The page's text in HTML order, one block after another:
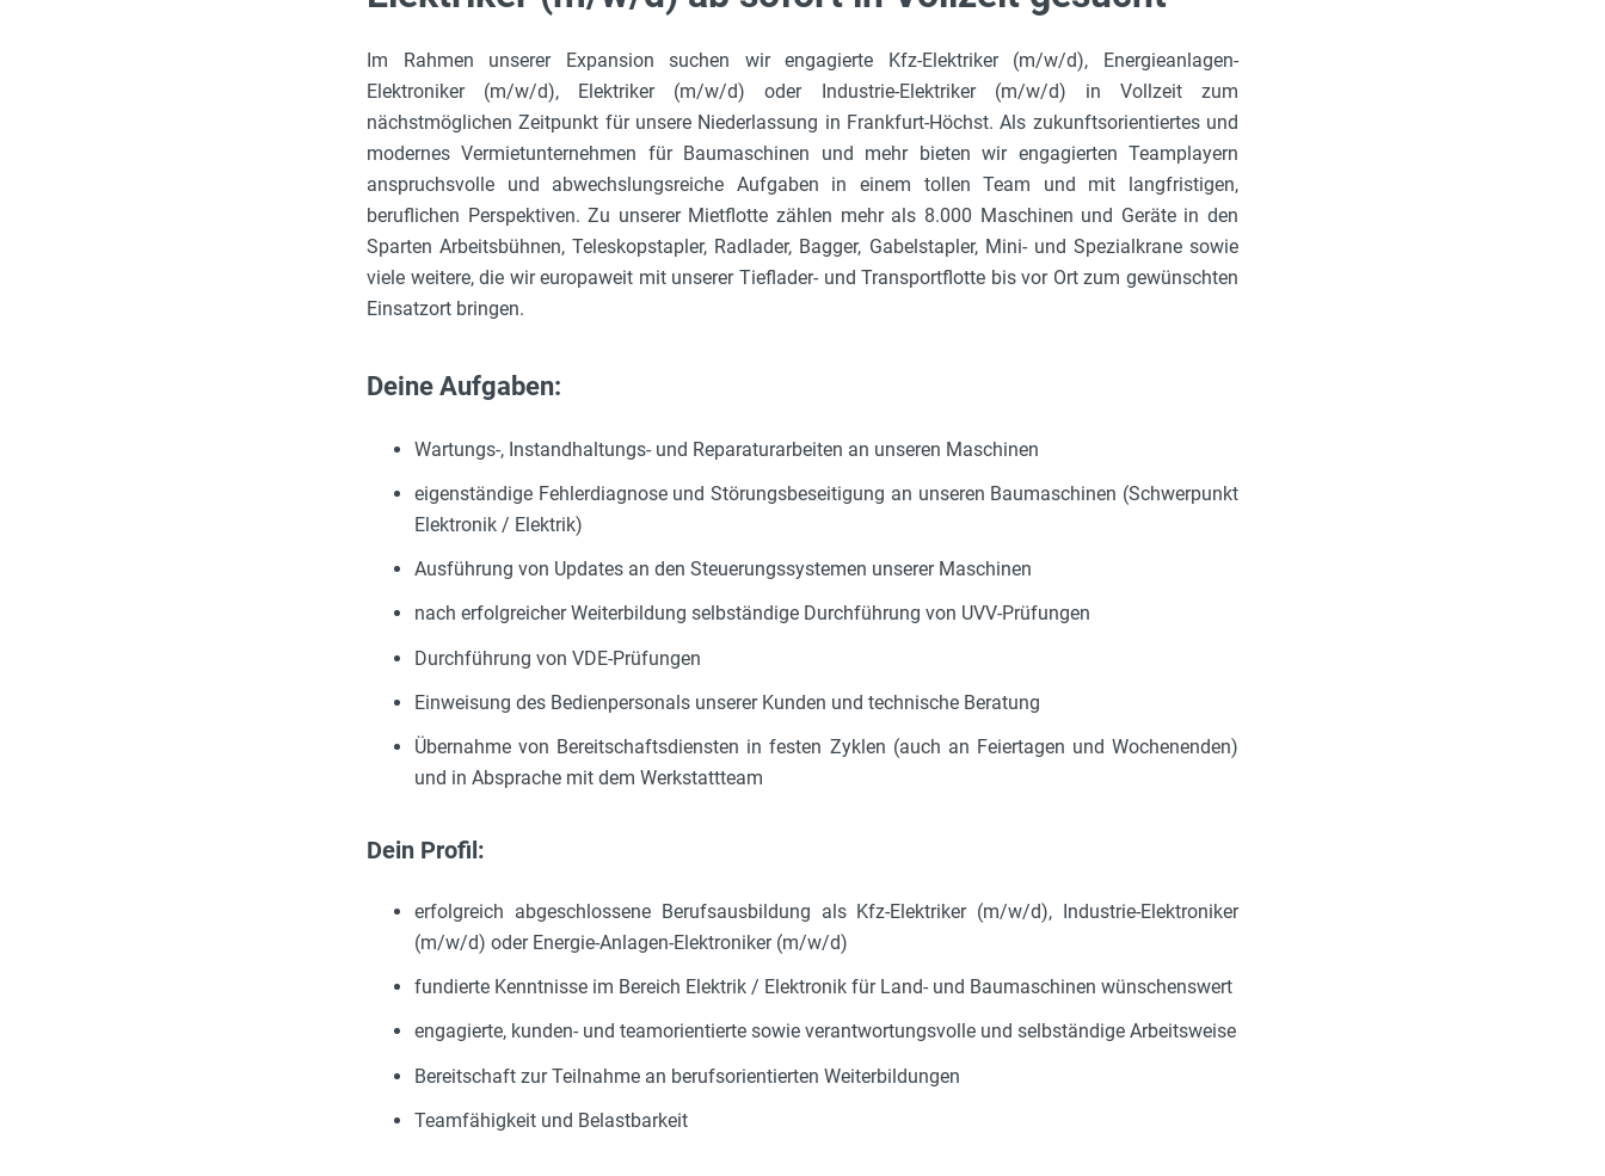
Im Rahmen unserer Expansion suchen wir engagierte Kfz-Elektriker (m/w/d), Energieanlagen-
Elektroniker (m/w/d), Elektriker (m/w/d) oder Industrie-Elektriker (m/w/d) in Vollzeit zum
nächstmöglichen Zeitpunkt für unsere Niederlassung in Frankfurt-Höchst. Als zukunftsorientiertes und
modernes Vermietunternehmen für Baumaschinen und mehr bieten wir engagierten Teamplayern
anspruchsvolle und abwechslungsreiche Aufgaben in einem tollen Team und mit langfristigen,
beruflichen Perspektiven. Zu unserer Mietflotte zählen mehr als 8.000 Maschinen und Geräte in den
Sparten Arbeitsbühnen, Teleskopstapler, Radlader, Bagger, Gabelstapler, Mini- und Spezialkrane sowie
viele weitere, die wir europaweit mit unserer Tieflader- und Transportflotte bis vor Ort zum gewünschten
Einsatzort bringen.
Deine Aufgaben:
Wartungs-, Instandhaltungs- und Reparaturarbeiten an unseren Maschinen
eigenständige Fehlerdiagnose und Störungsbeseitigung an unseren Baumaschinen (Schwerpunkt
Elektronik / Elektrik)
Ausführung von Updates an den Steuerungssystemen unserer Maschinen
nach erfolgreicher Weiterbildung selbständige Durchführung von UVV-Prüfungen
Durchführung von VDE-Prüfungen
Einweisung des Bedienpersonals unserer Kunden und technische Beratung
Übernahme von Bereitschaftsdiensten in festen Zyklen (auch an Feiertagen und Wochenenden)
und in Absprache mit dem Werkstattteam
Dein Profil:
erfolgreich abgeschlossene Berufsausbildung als Kfz-Elektriker (m/w/d), Industrie-Elektroniker
(m/w/d) oder Energie-Anlagen-Elektroniker (m/w/d)
fundierte Kenntnisse im Bereich Elektrik / Elektronik für Land- und Baumaschinen wünschenswert
engagierte, kunden- und teamorientierte sowie verantwortungsvolle und selbständige Arbeitsweise
Bereitschaft zur Teilnahme an berufsorientierten Weiterbildungen
Teamfähigkeit und Belastbarkeit